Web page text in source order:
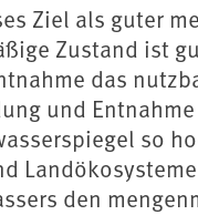
Ziel als guter
Zustand ist
das
und
so
den